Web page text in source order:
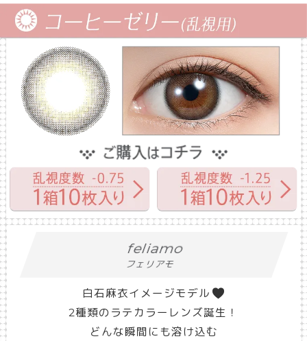
feliamo
フェリアモ
白石麻衣イメージモデル
2種類のラテカラーレンズ誕生！
どんな瞬間にも溶け込む